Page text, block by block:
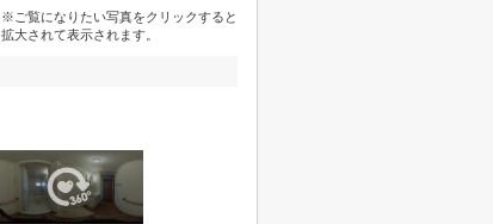
※ご覧になりたい写真をクリックすると
拡大されて表示されます。